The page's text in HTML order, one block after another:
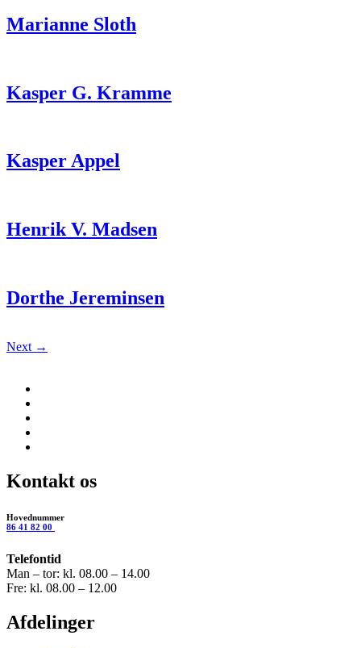
Marianne Sloth
Kasper G. Kramme
Kasper Appel
Henrik V. Madsen
Dorthe Jereminsen
Next →
Kontakt os
Hovednummer
86 41 82 00
Telefontid
Man – tor: kl. 08.00 – 14.00
Fre: kl. 08.00 – 12.00
Afdelinger